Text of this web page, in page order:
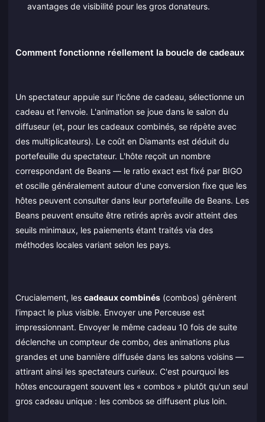
avantages de visibilité pour les gros donateurs.
Comment fonctionne réellement la boucle de cadeaux
Un spectateur appuie sur l'icône de cadeau, sélectionne un
cadeau et l'envoie. L'animation se joue dans le salon du
diffuseur (et, pour les cadeaux combinés, se répète avec
des multiplicateurs). Le coût en Diamants est déduit du
portefeuille du spectateur. L'hôte reçoit un nombre
correspondant de Beans — le ratio exact est fixé par BIGO
et oscille généralement autour d'une conversion fixe que les
hôtes peuvent consulter dans leur portefeuille de Beans. Les
Beans peuvent ensuite être retirés après avoir atteint des
seuils minimaux, les paiements étant traités via des
méthodes locales variant selon les pays.
Crucialement, les cadeaux combinés (combos) génèrent
l'impact le plus visible. Envoyer une Perceuse est
impressionnant. Envoyer le même cadeau 10 fois de suite
déclenche un compteur de combo, des animations plus
grandes et une bannière diffusée dans les salons voisins —
attirant ainsi les spectateurs curieux. C'est pourquoi les
hôtes encouragent souvent les « combos » plutôt qu'un seul
gros cadeau unique : les combos se diffusent plus loin.